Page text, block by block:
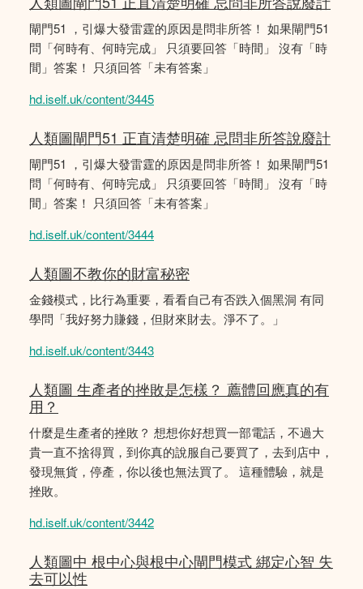
閘門51 ，引爆大發雷霆的原因是問非所答！ 如果閘門51
問「何時有、何時完成」 只須要回答「時間」 沒有「時
間」答案！ 只須回答「未有答案」
hd.iself.uk/content/3445
人類圖閘門51 正直清楚明確 忌問非所答說廢計
閘門51 ，引爆大發雷霆的原因是問非所答！ 如果閘門51
問「何時有、何時完成」 只須要回答「時間」 沒有「時
間」答案！ 只須回答「未有答案」
hd.iself.uk/content/3444
人類圖不教你的財富秘密
金錢模式，比行為重要，看看自己有否跌入個黑洞 有同
學問「我好努力賺錢，但財來財去。淨不了。」
hd.iself.uk/content/3443
人類圖 生產者的挫敗是怎樣？ 薦體回應真的有
用？
什麼是生產者的挫敗？ 想想你好想買一部電話，不過大
貴一直不捨得買，到你真的說服自己要買了，去到店中，
發現無貨，停產，你以後也無法買了。 這種體驗，就是
挫敗。
hd.iself.uk/content/3442
人類圖中 根中心與根中心閘門模式 綁定心智 失
去可以性